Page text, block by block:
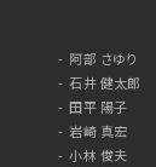
阿部 さゆり
石井 健太郎
田平 陽子
岩崎 真宏
小林 俊夫